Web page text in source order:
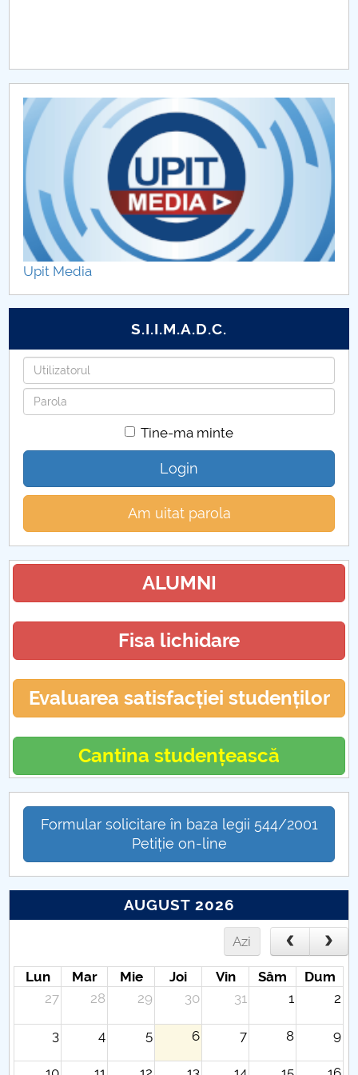
Galerie foto
Anunturi
Colaboratori UPIT
Contact
Upit Media
S.I.I.M.A.D.C.
Utilizatorul
Parola
Tine-ma minte
Login
Am uitat parola
ALUMNI
Fisa lichidare
Evaluarea satisfacției studenților
Cantina studențească
Formular solicitare în baza legii 544/2001
Petiție on-line
AUGUST 2026
Azi
Lun Mar Mie Joi Vin Sâm
Dum
27
28 29 30 31 1 2
3 4 5 6 7 8 9